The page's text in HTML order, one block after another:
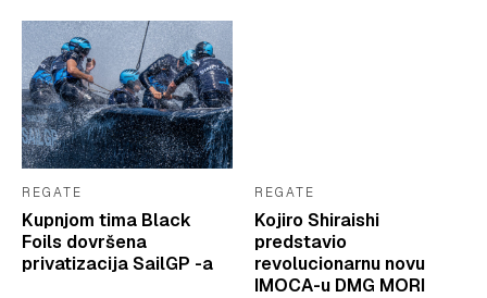
REGATE
Kupnjom tima Black
Foils dovršena
privatizacija SailGP -a
REGATE
Kojiro Shiraishi
predstavio
revolucionarnu novu
IMOCA-u DMG MORI